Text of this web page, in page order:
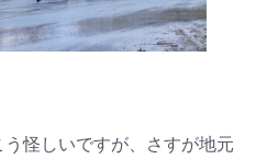
怪しいですが、さすが地元